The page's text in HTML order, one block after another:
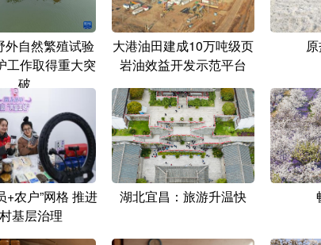
外自然繁殖试验
工作取得重大突
破
大港油田建成10万吨级页
岩油效益开发示范平台
+农户”网格 推进
基层治理
湖北宜昌：旅游升温快